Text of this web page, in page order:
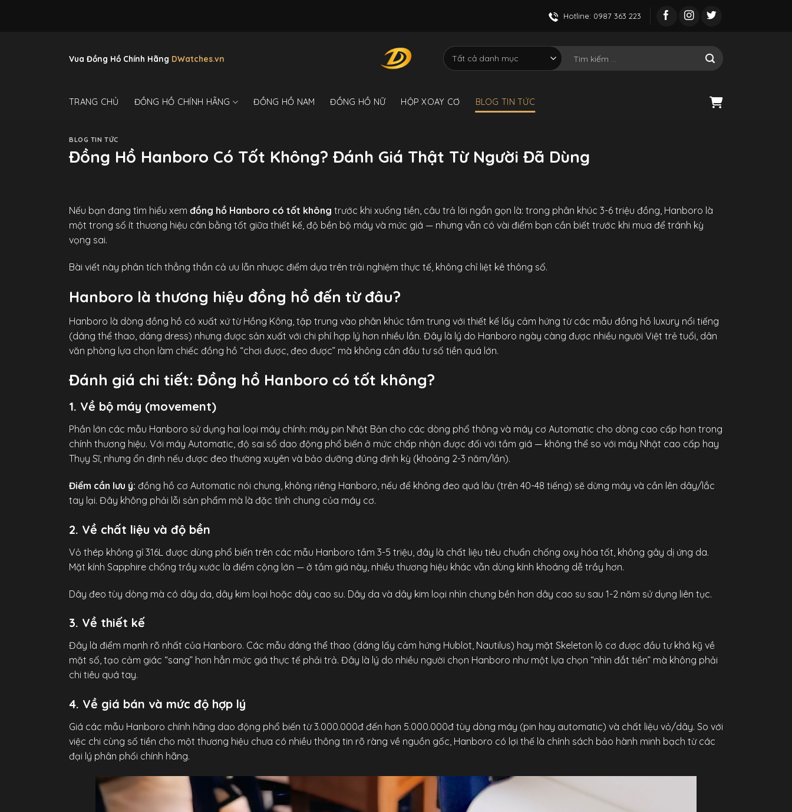
Hotline: 0987 363 223
Vua Đồng Hồ Chính Hãng DWatches.vn
kiếm:
TRANG CHỦ ĐỒNG HỒ CHÍNH HÃNG ĐỒNG HỒ NAM ĐỒNG HỒ NỮ HỘP XOAY CƠ BLOG TIN TỨC
BLOG TIN TỨC
Đồng Hồ Hanboro Có Tốt Không? Đánh Giá Thật Từ Người Đã Dùng
Nếu bạn đang tìm hiểu xem đồng hồ Hanboro có tốt không trước khi xuống tiền, câu trả lời ngắn gọn là: trong phân khúc 3-6 triệu đồng, Hanboro là
một trong số ít thương hiệu cân bằng tốt giữa thiết kế, độ bền bộ máy và mức giá — nhưng vẫn có vài điểm bạn cần biết trước khi mua để tránh kỳ
vọng sai.
Bài viết này phân tích thẳng thắn cả ưu lẫn nhược điểm dựa trên trải nghiệm thực tế, không chỉ liệt kê thông số.
Hanboro là thương hiệu đồng hồ đến từ đâu?
Hanboro là dòng đồng hồ có xuất xứ từ Hồng Kông, tập trung vào phân khúc tầm trung với thiết kế lấy cảm hứng từ các mẫu đồng hồ luxury nổi tiếng
(dáng thể thao, dáng dress) nhưng được sản xuất với chi phí hợp lý hơn nhiều lần. Đây là lý do Hanboro ngày càng được nhiều người Việt trẻ tuổi, dân
văn phòng lựa chọn làm chiếc đồng hồ “chơi được, đeo được” mà không cần đầu tư số tiền quá lớn.
Đánh giá chi tiết: Đồng hồ Hanboro có tốt không?
1. Về bộ máy (movement)
Phần lớn các mẫu Hanboro sử dụng hai loại máy chính: máy pin Nhật Bản cho các dòng phổ thông và máy cơ Automatic cho dòng cao cấp hơn trong
chính thương hiệu. Với máy Automatic, độ sai số dao động phổ biến ở mức chấp nhận được đối với tầm giá — không thể so với máy Nhật cao cấp hay
Thụy Sĩ, nhưng ổn định nếu được đeo thường xuyên và bảo dưỡng đúng định kỳ (khoảng 2-3 năm/lần).
Điểm cần lưu ý: đồng hồ cơ Automatic nói chung, không riêng Hanboro, nếu để không đeo quá lâu (trên 40-48 tiếng) sẽ dừng máy và cần lên dây/lắc
tay lại. Đây không phải lỗi sản phẩm mà là đặc tính chung của máy cơ.
2. Về chất liệu và độ bền
Vỏ thép không gỉ 316L được dùng phổ biến trên các mẫu Hanboro tầm 3-5 triệu, đây là chất liệu tiêu chuẩn chống oxy hóa tốt, không gây dị ứng da.
Mặt kính Sapphire chống trầy xước là điểm cộng lớn — ở tầm giá này, nhiều thương hiệu khác vẫn dùng kính khoáng dễ trầy hơn.
Dây đeo tùy dòng mà có dây da, dây kim loại hoặc dây cao su. Dây da và dây kim loại nhìn chung bền hơn dây cao su sau 1-2 năm sử dụng liên tục.
3. Về thiết kế
Đây là điểm mạnh rõ nhất của Hanboro. Các mẫu dáng thể thao (dáng lấy cảm hứng Hublot, Nautilus) hay mặt Skeleton lộ cơ được đầu tư khá kỹ về
mặt số, tạo cảm giác “sang” hơn hẳn mức giá thực tế phải trả. Đây là lý do nhiều người chọn Hanboro như một lựa chọn “nhìn đắt tiền” mà không phải
chi tiêu quá tay.
4. Về giá bán và mức độ hợp lý
Giá các mẫu Hanboro chính hãng dao động phổ biến từ 3.000.000đ đến hơn 5.000.000đ tùy dòng máy (pin hay automatic) và chất liệu vỏ/dây. So với
việc chi cùng số tiền cho một thương hiệu chưa có nhiều thông tin rõ ràng về nguồn gốc, Hanboro có lợi thế là chính sách bảo hành minh bạch từ các
đại lý phân phối chính hãng.